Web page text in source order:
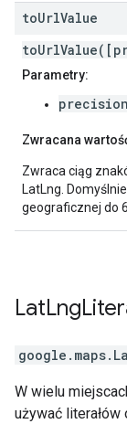
toUrlValue
Parametry:
precision
Zwracana
Zwraca ciąg
LatLng.
geograficznej do
LatLng
google.maps.
W wielu
używać